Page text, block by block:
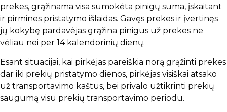
prekes, grąžinama visa sumokėta pinigų suma, įskaitant
ir pirmines pristatymo išlaidas. Gavęs prekes ir įvertinęs
jų kokybę pardavėjas grąžina pinigus už prekes ne
vėliau nei per 14 kalendorinių dienų.
Esant situacijai, kai pirkėjas pareiškia norą grąžinti prekes
dar iki prekių pristatymo dienos, pirkėjas visiškai atsako
už transportavimo kaštus, bei privalo užtikrinti prekių
saugumą visu prekių transportavimo periodu.